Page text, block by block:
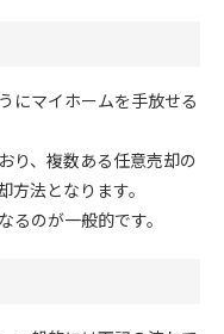
にマイホームを手放せる
り、複数ある任意売却の
法となります。
のが一般的です。